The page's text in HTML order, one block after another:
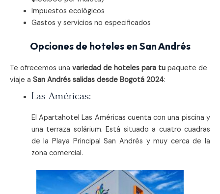
Impuestos ecológicos
Gastos y servicios no especificados
Opciones de hoteles en San Andrés
Te ofrecemos una variedad de hoteles para tu paquete de
viaje a San Andrés salidas desde Bogotá 2024:
Las Américas:
El Apartahotel Las Américas cuenta con una piscina y
una terraza solárium. Está situado a cuatro cuadras
de la Playa Principal San Andrés y muy cerca de la
zona comercial.